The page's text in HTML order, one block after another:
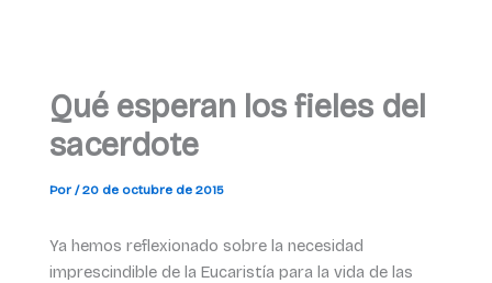
Qué esperan los fieles del
sacerdote
Por /20 de octubre de 2015
Ya hemos reflexionado sobre la necesidad
imprescindible de la Eucaristía para la vida de las